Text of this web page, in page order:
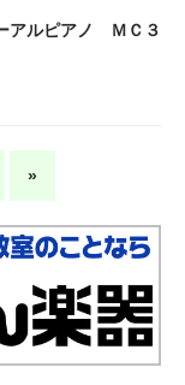
アルピアノ ＭＣ３
»